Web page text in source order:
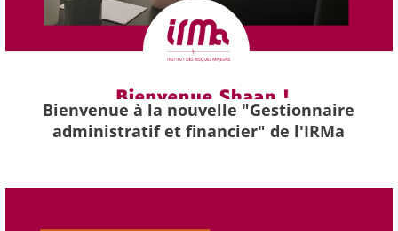
Bienvenue à la nouvelle "Gestionnaire
administratif et financier" de l'IRMa